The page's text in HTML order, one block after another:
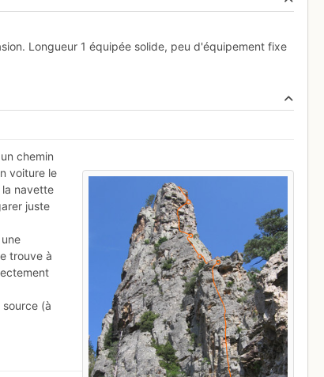
Longueur 1 équipée solide, peu d'équipement fixe
chemin
voiture le
navette
juste
trouve à
(à